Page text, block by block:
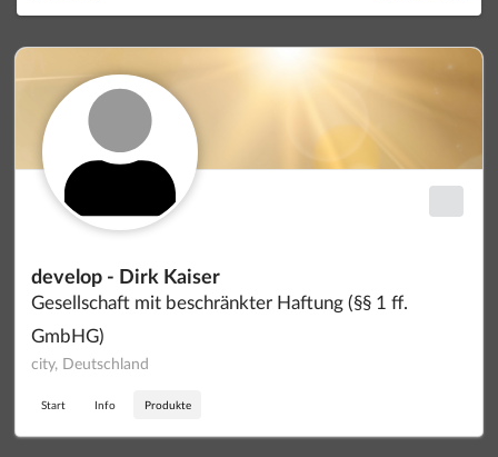
develop - Dirk Kaiser
Gesellschaft mit beschränkter Haftung (§§ 1 ff.
GmbHG)
city, Deutschland
Start Info Produkte